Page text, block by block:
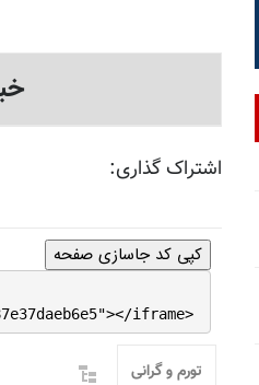
اشتراک گذاری:
کپی کد جاسازی صفحه
iframe>
تورم و گرانی